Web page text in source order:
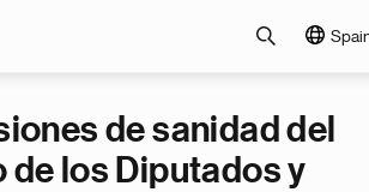
de sanidad del
de los Diputados y